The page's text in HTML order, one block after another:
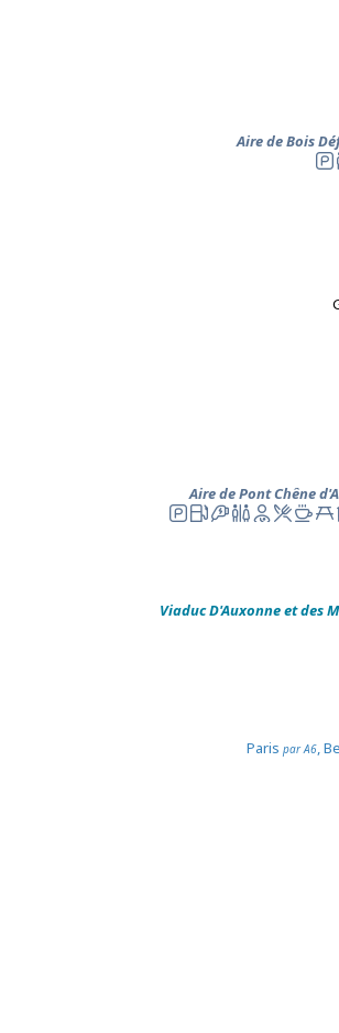
Aire de Bois
Aire de Pont Chêne
Viaduc D'Auxonne et des
Paris par A6,